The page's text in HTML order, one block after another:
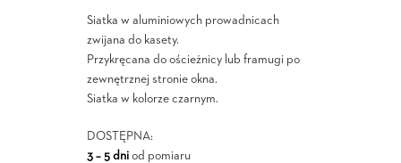
Siatka w aluminiowych prowadnicach
zwijana do kasety.
Przykręcana do ościeżnicy lub framugi po
zewnętrznej stronie okna.
Siatka w kolorze czarnym.
DOSTĘPNA:
3 – 5 dniod pomiaru